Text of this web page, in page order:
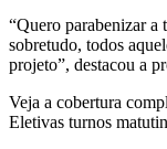
“Quero parabenizar a
sobretudo, todos
projeto”, destacou a
Veja a cobertura
Eletivas turnos